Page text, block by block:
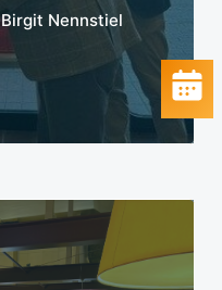
Nennstiel